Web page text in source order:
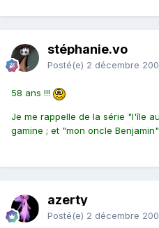
stéphanie.vo
Posté(e) 2 décembre
58 ans !!!
Je me rappelle de la série "l'île
gamine ; et "mon oncle
azerty
Posté(e) 2 décembre